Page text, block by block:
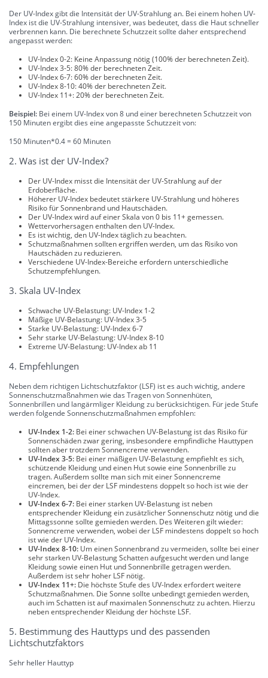
Der UV-Index gibt die Intensität der UV-Strahlung an. Bei einem hohen UV-
Index ist die UV-Strahlung intensiver, was bedeutet, dass die Haut schneller
verbrennen kann. Die berechnete Schutzzeit sollte daher entsprechend
angepasst werden:
UV-Index 0-2: Keine Anpassung nötig (100% der berechneten Zeit).
UV-Index 3-5: 80% der berechneten Zeit.
UV-Index 6-7: 60% der berechneten Zeit.
UV-Index 8-10: 40% der berechneten Zeit.
UV-Index 11+: 20% der berechneten Zeit.
Beispiel: Bei einem UV-Index von 8 und einer berechneten Schutzzeit von
150 Minuten ergibt dies eine angepasste Schutzzeit von:
150 Minuten*0.4 = 60 Minuten
2. Was ist der UV-Index?
Der UV-Index misst die Intensität der UV-Strahlung auf der
Erdoberfläche.
Höherer UV-Index bedeutet stärkere UV-Strahlung und höheres
Risiko für Sonnenbrand und Hautschäden.
Der UV-Index wird auf einer Skala von 0 bis 11+ gemessen.
Wettervorhersagen enthalten den UV-Index.
Es ist wichtig, den UV-Index täglich zu beachten.
Schutzmaßnahmen sollten ergriffen werden, um das Risiko von
Hautschäden zu reduzieren.
Verschiedene UV-Index-Bereiche erfordern unterschiedliche
Schutzempfehlungen.
3. Skala UV-Index
Schwache UV-Belastung: UV-Index 1-2
Mäßige UV-Belastung: UV-Index 3-5
Starke UV-Belastung: UV-Index 6-7
Sehr starke UV-Belastung: UV-Index 8-10
Extreme UV-Belastung: UV-Index ab 11
4. Empfehlungen
Neben dem richtigen Lichtschutzfaktor (LSF) ist es auch wichtig, andere
Sonnenschutzmaßnahmen wie das Tragen von Sonnenhüten,
Sonnenbrillen und langärmliger Kleidung zu berücksichtigen. Für jede Stufe
werden folgende Sonnenschutzmaßnahmen empfohlen:
UV-Index 1-2: Bei einer schwachen UV-Belastung ist das Risiko für
Sonnenschäden zwar gering, insbesondere empfindliche Hauttypen
sollten aber trotzdem Sonnencreme verwenden.
UV-Index 3-5: Bei einer mäßigen UV-Belastung empfiehlt es sich,
schützende Kleidung und einen Hut sowie eine Sonnenbrille zu
tragen. Außerdem sollte man sich mit einer Sonnencreme
eincremen, bei der der LSF mindestens doppelt so hoch ist wie der
UV-Index.
UV-Index 6-7: Bei einer starken UV-Belastung ist neben
entsprechender Kleidung ein zusätzlicher Sonnenschutz nötig und die
Mittagssonne sollte gemieden werden. Des Weiteren gilt wieder:
Sonnencreme verwenden, wobei der LSF mindestens doppelt so hoch
ist wie der UV-Index.
UV-Index 8-10: Um einen Sonnenbrand zu vermeiden, sollte bei einer
sehr starken UV-Belastung Schatten aufgesucht werden und lange
Kleidung sowie einen Hut und Sonnenbrille getragen werden.
Außerdem ist sehr hoher LSF nötig.
UV-Index 11+: Die höchste Stufe des UV-Index erfordert weitere
Schutzmaßnahmen. Die Sonne sollte unbedingt gemieden werden,
auch im Schatten ist auf maximalen Sonnenschutz zu achten. Hierzu
neben entsprechender Kleidung der höchste LSF.
5. Bestimmung des Hauttyps und des passenden
Lichtschutzfaktors
Sehr heller Hauttyp